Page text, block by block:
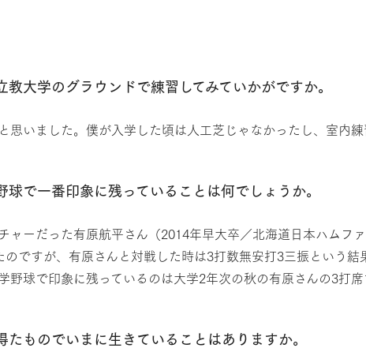
教大学のグラウンドで練習してみていかがですか。
思いました。僕が入学した頃は人工芝じゃなかったし、室内
球で一番印象に残っていることは何でしょうか。
ャーだった有原航平さん（2014年早大卒／北海道日本ハム
のですが、有原さんと対戦した時は3打数無安打3三振という
野球で印象に残っているのは大学2年次の秋の有原さんの3
たものでいまに生きていることはありますか。